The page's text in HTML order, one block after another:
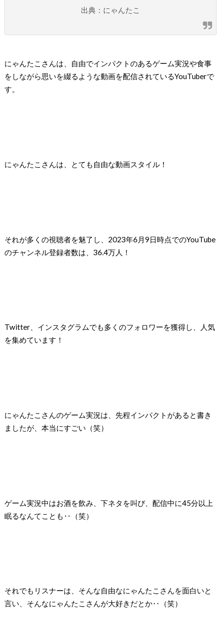
出典：にゃんたこ
にゃんたこさんは、自由でインパクトのあるゲーム実況や食事
をしながら思いを綴るような動画を配信されているYouTuberで
す。
にゃんたこさんは、とても自由な動画スタイル！
それが多くの視聴者を魅了し、2023年6月9日時点でのYouTube
のチャンネル登録者数は、36.4万人！
Twitter、インスタグラムでも多くのフォロワーを獲得し、人気
を集めています！
にゃんたこさんのゲーム実況は、先程インパクトがあると書き
ましたが、本当にすごい（笑）
ゲーム実況中はお酒を飲み、下ネタを叫び、配信中に45分以上
眠るなんてことも‥（笑）
それでもリスナーは、そんな自由なにゃんたこさんを面白いと
言い、そんなにゃんたこさんが大好きだとか‥（笑）